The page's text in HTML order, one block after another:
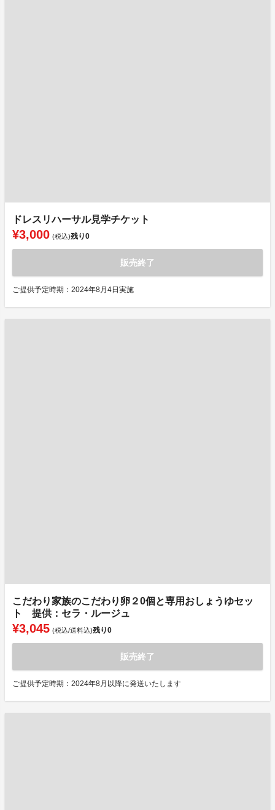
ドレスリハーサル見学チケット
¥3,000 (税込)残り0
販売終了
ご提供予定時期：2024年8月4日実施
こだわり家族のこだわり卵２0個と専用おしょうゆセッ
ト 提供：セラ・ルージュ
¥3,045 (税込/送料込)残り0
販売終了
ご提供予定時期：2024年8月以降に発送いたします